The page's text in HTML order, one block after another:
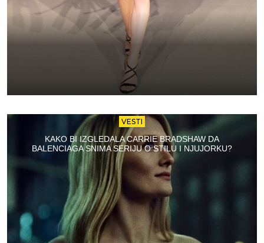
VESTI
KAKO BI IZGLEDALA CARRIE BRADSHAW DA
BALENCIAGA SNIMA SERIJU O STILU I NJUJORKU?